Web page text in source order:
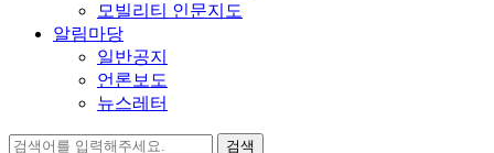
모빌리티 인문지도
알림마당
일반공지
언론보도
뉴스레터
검